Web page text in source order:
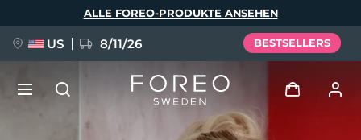
ALLE FOREO-PRODUKTE ANSEHEN
US 8/11/26 BESTSELLERS